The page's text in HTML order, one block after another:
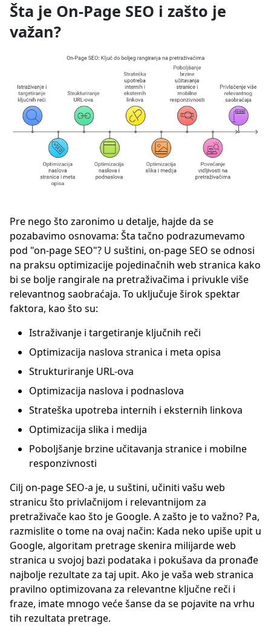
Šta je On-Page SEO i zašto je
važan?
Pre nego što zaronimo u detalje, hajde da se
pozabavimo osnovama: Šta tačno podrazumevamo
pod "on-page SEO"? U suštini, on-page SEO se odnosi
na praksu optimizacije pojedinačnih web stranica kako
bi se bolje rangirale na pretraživačima i privukle više
relevantnog saobraćaja. To uključuje širok spektar
faktora, kao što su:
Istraživanje i targetiranje ključnih reči
Optimizacija naslova stranica i meta opisa
Strukturiranje URL-ova
Optimizacija naslova i podnaslova
Strateška upotreba internih i eksternih linkova
Optimizacija slika i medija
Poboljšanje brzine učitavanja stranice i mobilne
responzivnosti
Cilj on-page SEO-a je, u suštini, učiniti vašu web
stranicu što privlačnijom i relevantnijom za
pretraživače kao što je Google. A zašto je to važno? Pa,
razmislite o tome na ovaj način: Kada neko upiše upit u
Google, algoritam pretrage skenira milijarde web
stranica u svojoj bazi podataka i pokušava da pronađe
najbolje rezultate za taj upit. Ako je vaša web stranica
pravilno optimizovana za relevantne ključne reči i
fraze, imate mnogo veće šanse da se pojavite na vrhu
tih rezultata pretrage.